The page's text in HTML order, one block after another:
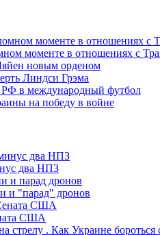
моменте в отношениях с
новым орденом
Линдси Грэма
в международный футбол
на победу в войне
два НПЗ
и "парад" дронов
США